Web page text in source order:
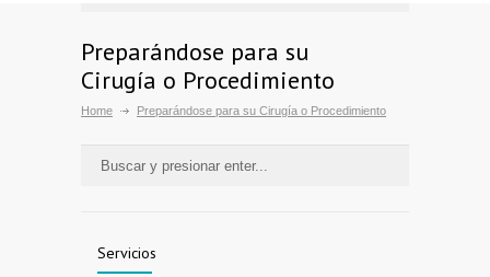
Preparándose para su
Cirugía o Procedimiento
Home Preparándose para su Cirugía o Procedimiento
Servicios